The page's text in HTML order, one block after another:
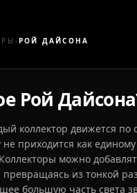
›РОЙ ДАЙСОНА
Рой
коллектор движется
приходится как
можно
превращаясь из тонкой
большую часть света